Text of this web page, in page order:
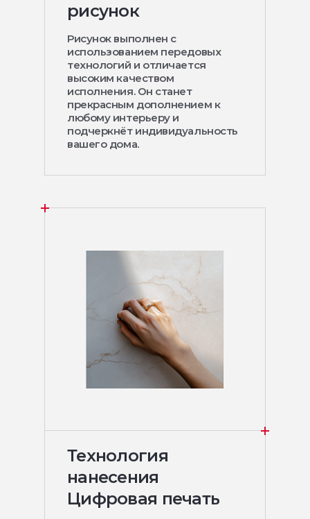
рисунок
Рисунок выполнен с
использованием передовых
технологий и отличается
высоким качеством
исполнения. Он станет
прекрасным дополнением к
любому интерьеру и
подчеркнёт индивидуальность
вашего дома.
Технология
нанесения
Цифровая печать